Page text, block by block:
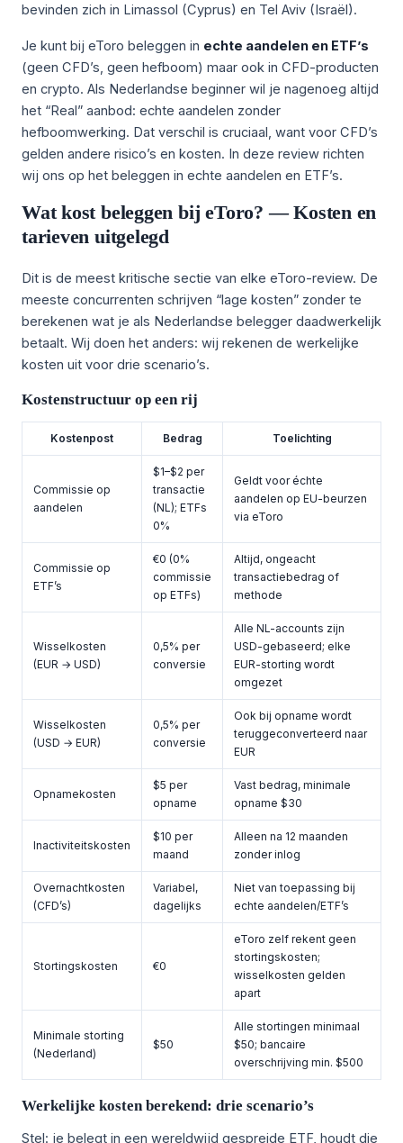
bevinden zich in Limassol (Cyprus) en Tel Aviv (Israël).
Je kunt bij eToro beleggen in echte aandelen en ETF’s
(geen CFD’s, geen hefboom) maar ook in CFD-producten
en crypto. Als Nederlandse beginner wil je nagenoeg altijd
het “Real” aanbod: echte aandelen zonder
hefboomwerking. Dat verschil is cruciaal, want voor CFD’s
gelden andere risico’s en kosten. In deze review richten
wij ons op het beleggen in echte aandelen en ETF’s.
Wat kost beleggen bij eToro? — Kosten en
tarieven uitgelegd
Dit is de meest kritische sectie van elke eToro-review. De
meeste concurrenten schrijven “lage kosten” zonder te
berekenen wat je als Nederlandse belegger daadwerkelijk
betaalt. Wij doen het anders: wij rekenen de werkelijke
kosten uit voor drie scenario’s.
Kostenstructuur op een rij
Kostenpost Bedrag Toelichting
Commissie op
aandelen
$1–$2 per
transactie
(NL); ETFs
0%
Geldt voor échte
aandelen op EU-beurzen
via eToro
Commissie op
ETF’s
€0 (0%
commissie
op ETFs)
Altijd, ongeacht
transactiebedrag of
methode
Wisselkosten
(EUR → USD)
0,5% per
conversie
Alle NL-accounts zijn
USD-gebaseerd; elke
EUR-storting wordt
omgezet
Wisselkosten
(USD → EUR)
0,5% per
conversie
Ook bij opname wordt
teruggeconverteerd naar
EUR
Opnamekosten
$5 per
opname
Vast bedrag, minimale
opname $30
Inactiviteitskosten
$10 per
maand
Alleen na 12 maanden
zonder inlog
Overnachtkosten
(CFD’s)
Variabel,
dagelijks
Niet van toepassing bij
echte aandelen/ETF’s
Stortingskosten €0
eToro zelf rekent geen
stortingskosten;
wisselkosten gelden
apart
Minimale storting
(Nederland)
$50
Alle stortingen minimaal
$50; bancaire
overschrijving min. $500
Werkelijke kosten berekend: drie scenario’s
Stel: je belegt in een wereldwijd gespreide ETF, houdt die